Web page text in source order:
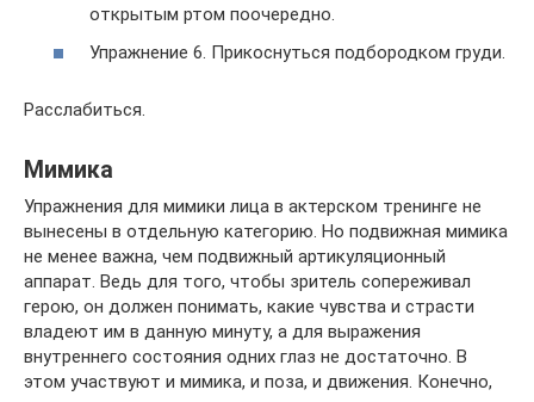
открытым ртом поочередно.
Упражнение 6. Прикоснуться подбородком груди.
Расслабиться.
Мимика
Упражнения для мимики лица в актерском тренинге не
вынесены в отдельную категорию. Но подвижная мимика
не менее важна, чем подвижный артикуляционный
аппарат. Ведь для того, чтобы зритель сопереживал
герою, он должен понимать, какие чувства и страсти
владеют им в данную минуту, а для выражения
внутреннего состояния одних глаз не достаточно. В
этом участвуют и мимика, и поза, и движения. Конечно,